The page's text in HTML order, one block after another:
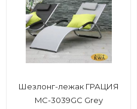
Шезлонг-лежак ГРАЦИЯ
MC-3039GC Grey